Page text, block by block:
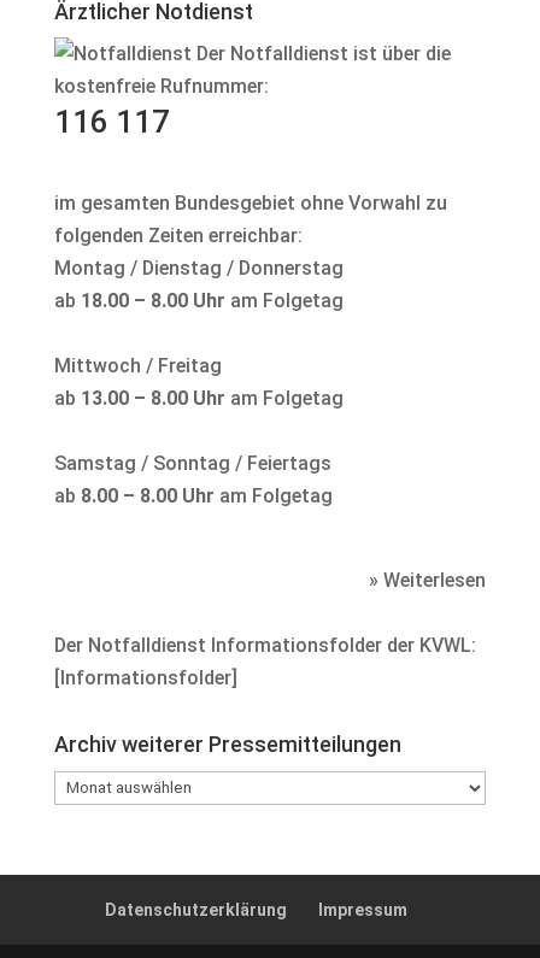
Ärztlicher Notdienst
Der Notfalldienst ist über die
kostenfreie Rufnummer:
116 117
im gesamten Bundesgebiet ohne Vorwahl zu
folgenden Zeiten erreichbar:
Montag / Dienstag / Donnerstag
ab 18.00 – 8.00 Uhr am Folgetag
Mittwoch / Freitag
ab 13.00 – 8.00 Uhr am Folgetag
Samstag / Sonntag / Feiertags
ab 8.00 – 8.00 Uhr am Folgetag
» Weiterlesen
Der Notfalldienst Informationsfolder der KVWL:
[Informationsfolder]
Archiv weiterer Pressemitteilungen
Archiv
Datenschutzerklärung Impressum